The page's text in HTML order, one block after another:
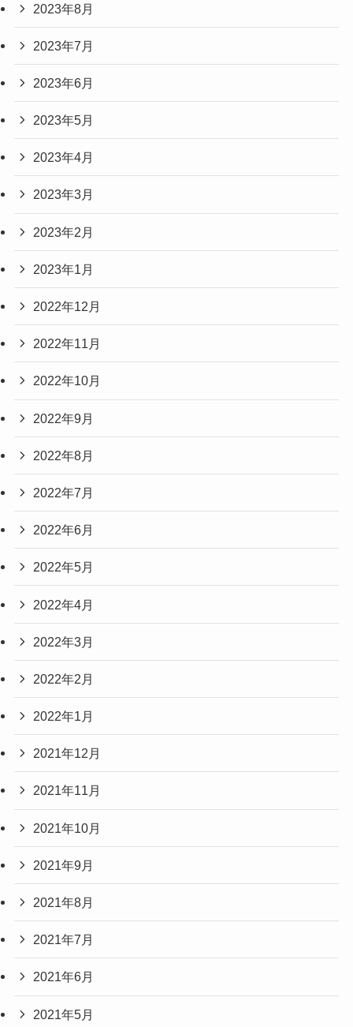
2023年8月
2023年7月
2023年6月
2023年5月
2023年4月
2023年3月
2023年2月
2023年1月
2022年12月
2022年11月
2022年10月
2022年9月
2022年8月
2022年7月
2022年6月
2022年5月
2022年4月
2022年3月
2022年2月
2022年1月
2021年12月
2021年11月
2021年10月
2021年9月
2021年8月
2021年7月
2021年6月
2021年5月